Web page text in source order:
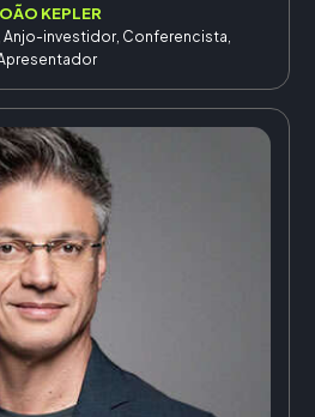
KEPLER
Anjo-investidor, Conferencista,